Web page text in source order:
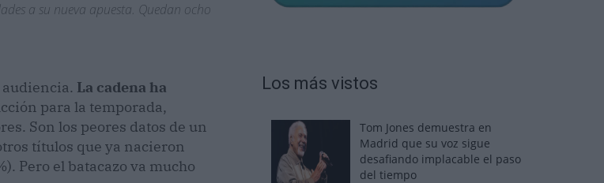
a su nueva apuesta. Quedan ocho
La cadena ha
para la temporada,
Son los peores datos de un
títulos que ya nacieron
Pero el batacazo va mucho
Los más vistos
Tom Jones demuestra en
Madrid que su voz sigue
desafiando implacable el paso
del tiempo